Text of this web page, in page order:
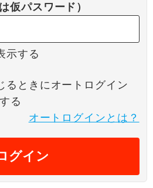
仮パスワード）
示する
るときにオートログイン
る
オートログインとは？
グイン